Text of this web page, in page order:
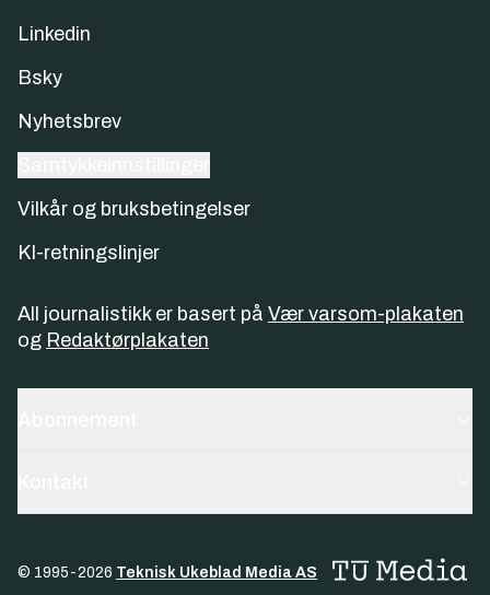
Linkedin
Bsky
Nyhetsbrev
Vilkår og bruksbetingelser
KI-retningslinjer
All journalistikk er basert på Vær varsom-plakaten
og Redaktørplakaten
© 1995-2026 Teknisk Ukeblad Media AS